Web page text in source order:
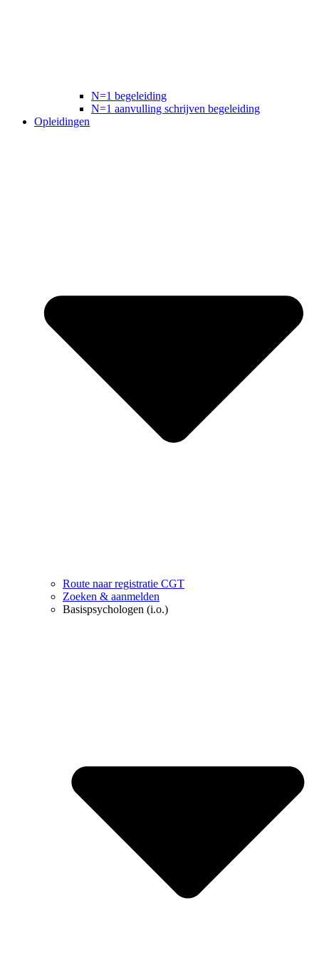
N=1 begeleiding
N=1 aanvulling schrijven begeleiding
Opleidingen
Route naar registratie CGT
Zoeken & aanmelden
Basispsychologen (i.o.)